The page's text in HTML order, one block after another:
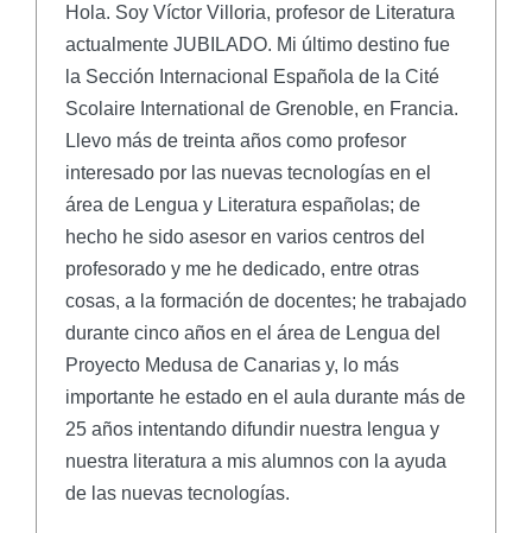
Hola. Soy Víctor Villoria, profesor de Literatura
actualmente JUBILADO. Mi último destino fue
la Sección Internacional Española de la Cité
Scolaire International de Grenoble, en Francia.
Llevo más de treinta años como profesor
interesado por las nuevas tecnologías en el
área de Lengua y Literatura españolas; de
hecho he sido asesor en varios centros del
profesorado y me he dedicado, entre otras
cosas, a la formación de docentes; he trabajado
durante cinco años en el área de Lengua del
Proyecto Medusa de Canarias y, lo más
importante he estado en el aula durante más de
25 años intentando difundir nuestra lengua y
nuestra literatura a mis alumnos con la ayuda
de las nuevas tecnologías.